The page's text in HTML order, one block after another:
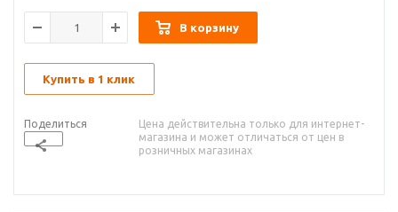
В корзину
Купить в 1 клик
Поделиться
Цена действительна только для интернет-
магазина и может отличаться от цен в
розничных магазинах